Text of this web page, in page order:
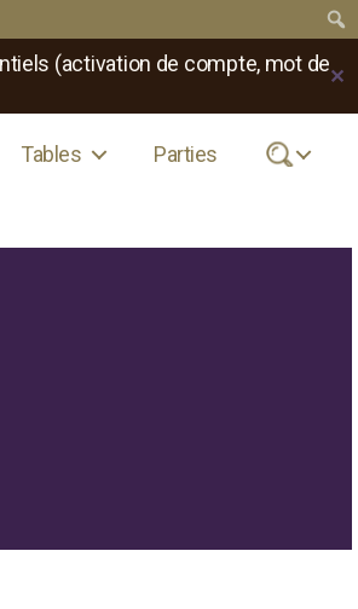
(activation de compte, mot de✕
Tables Parties .